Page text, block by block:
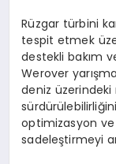
Rüzgar türbini
tespit etmek
destekli bakım
Werover
deniz üzerindeki
optimizasyon ve
sadeleştirmeyi